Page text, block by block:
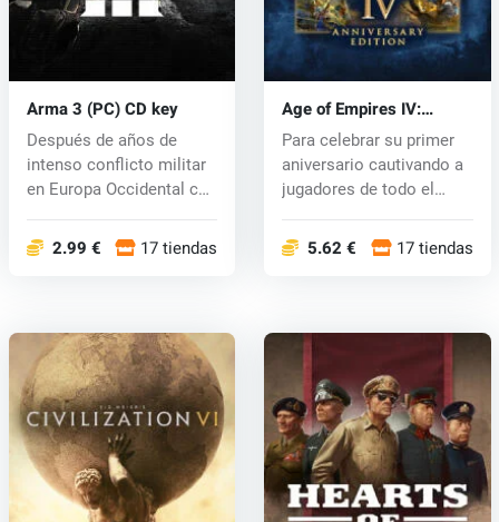
Arma 3 (PC) CD key
Después de años de
intenso conflicto militar
en Europa Occidental con
2.99 € 17 tiendas
Age of Empires IV:
Anniversary Edition (PC)
key
Para celebrar su primer
aniversario cautivando a
jugadores de todo el
5.62 € 17 tiendas